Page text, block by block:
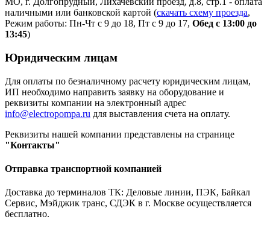
наличными или банковской картой (скачать схему проезда,
Режим работы: Пн-Чт с 9 до 18, Пт с 9 до 17, Обед с 13:00 до
13:45)
Юридическим лицам
Для оплаты по безналичному расчету юридическим лицам,
ИП необходимо направить заявку на оборудование и
реквизиты компании на электронный адрес
info@electropompa.ru для выставления счета на оплату.
Реквизиты нашей компании представлены на странице
"Контакты"
Отправка транспортной компанией
Доставка до терминалов ТК: Деловые линии, ПЭК, Байкал
Сервис, Мэйджик транс, СДЭК в г. Москве осуществляется
бесплатно.